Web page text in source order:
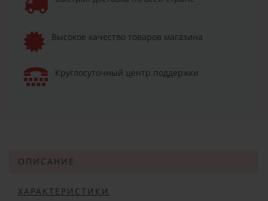
Высокое качество товаров магазина
Круглосуточный центр поддержки
ОПИСАНИЕ
ХАРАКТЕРИСТИКИ